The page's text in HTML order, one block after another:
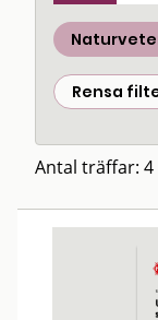
Rensa
Antal träffar: 4